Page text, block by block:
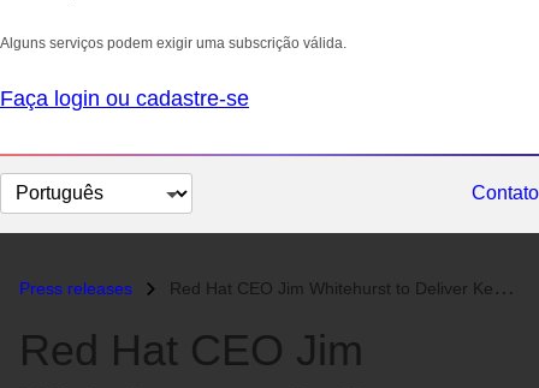
Alguns serviços podem exigir uma subscrição válida.
Faça login ou cadastre-se
Selecionar
idioma
Contato
Press releases Red Hat CEO Jim Whitehurst to Deliver Keynote Address at Federal IT on...
Red Hat CEO Jim